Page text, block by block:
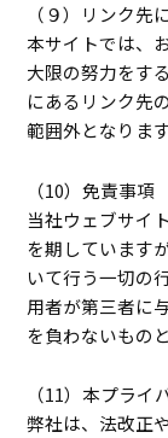
（９）リンク
本サイトでは、
大限の努力をす
にあるリンク先
範囲外となります
（10）免責事項
当社ウェブサイ
を期しています
いて行う一切の
用者が第三者に
を負わないもの
（11）本プラ
弊社は、法改正